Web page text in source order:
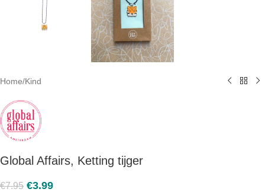
Home/Kind
Global Affairs, Ketting tijger
€7.95 €3.99